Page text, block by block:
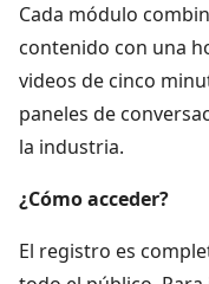
Cada módulo
contenido con una
videos de cinco
paneles de
la industria.
¿Cómo acceder?
El registro es